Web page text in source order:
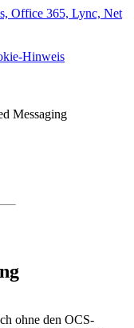
Hinweis
Messaging
ohne den OCS-